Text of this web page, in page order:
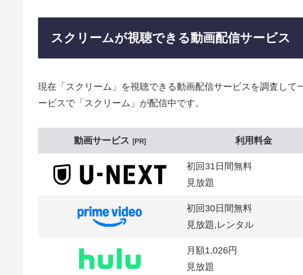
スクリームが視聴できる動画配信サービス
現在「スクリーム」を視聴できる動画配信サービスを調査して
ービスで「スクリーム」が配信中です。
動画サービス PR 利用料金
初回31日間無料
見放題
初回30日間無料
見放題,レンタル
月額1,026円
見放題